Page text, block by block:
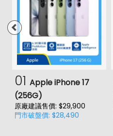
01 Apple iPhone 17
(256G)
原廠建議售價: $29,900
門市破盤價: $28,490